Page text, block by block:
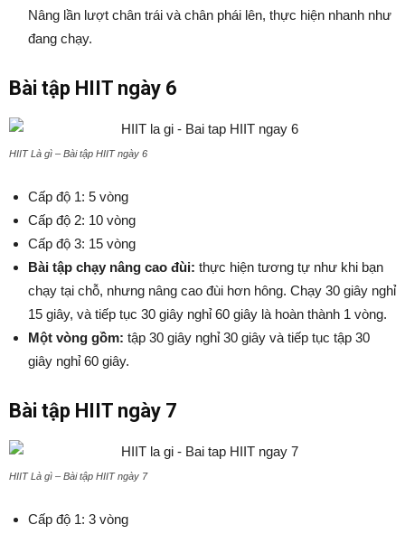
Nâng lần lượt chân trái và chân phái lên, thực hiện nhanh như
đang chạy.
Bài tập HIIT ngày 6
HIIT Là gì – Bài tập HIIT ngày 6
Cấp độ 1: 5 vòng
Cấp độ 2: 10 vòng
Cấp độ 3: 15 vòng
Bài tập chạy nâng cao đùi: thực hiện tương tự như khi bạn
chạy tại chỗ, nhưng nâng cao đùi hơn hông. Chạy 30 giây nghỉ
15 giây, và tiếp tục 30 giây nghỉ 60 giây là hoàn thành 1 vòng.
Một vòng gồm: tập 30 giây nghỉ 30 giây và tiếp tục tập 30
giây nghỉ 60 giây.
Bài tập HIIT ngày 7
HIIT Là gì – Bài tập HIIT ngày 7
Cấp độ 1: 3 vòng